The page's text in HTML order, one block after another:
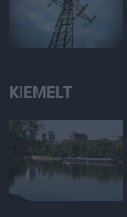
KIEMELT